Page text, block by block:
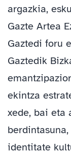
argazkia,
Gazte Artea
Gaztedi foru
Gaztedik
ekintza
xede, bai eta
identitate